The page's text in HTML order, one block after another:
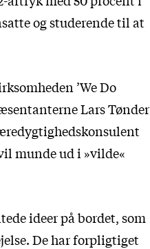
og studerende til at
’We Do
Lars Tønder
munde ud i »vilde«
ideer på bordet, som
De har forpligtiget